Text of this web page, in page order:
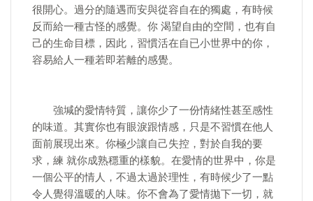
很開心。過分的隨遇而安與從容自在的獨處，有時候
反而給一種古怪的感覺。你 渴望自由的空間，也有自
己的生命目標，因此，習慣活在自已小世界中的你，
容易給人一種若即若離的感覺。
強堿的愛情特質，讓你少了一份情緒性甚至感性
的味道。其實你也有眼淚跟情感，只是不習慣在他人
面前展現出來。你極少讓自己失控，對於自我的要
求，練 就你成熟穩重的樣貌。在愛情的世界中，你是
一個公平的情人，不過太過於理性，有時候少了一點
令人覺得溫暖的人味。你不會為了愛情拋下一切，就